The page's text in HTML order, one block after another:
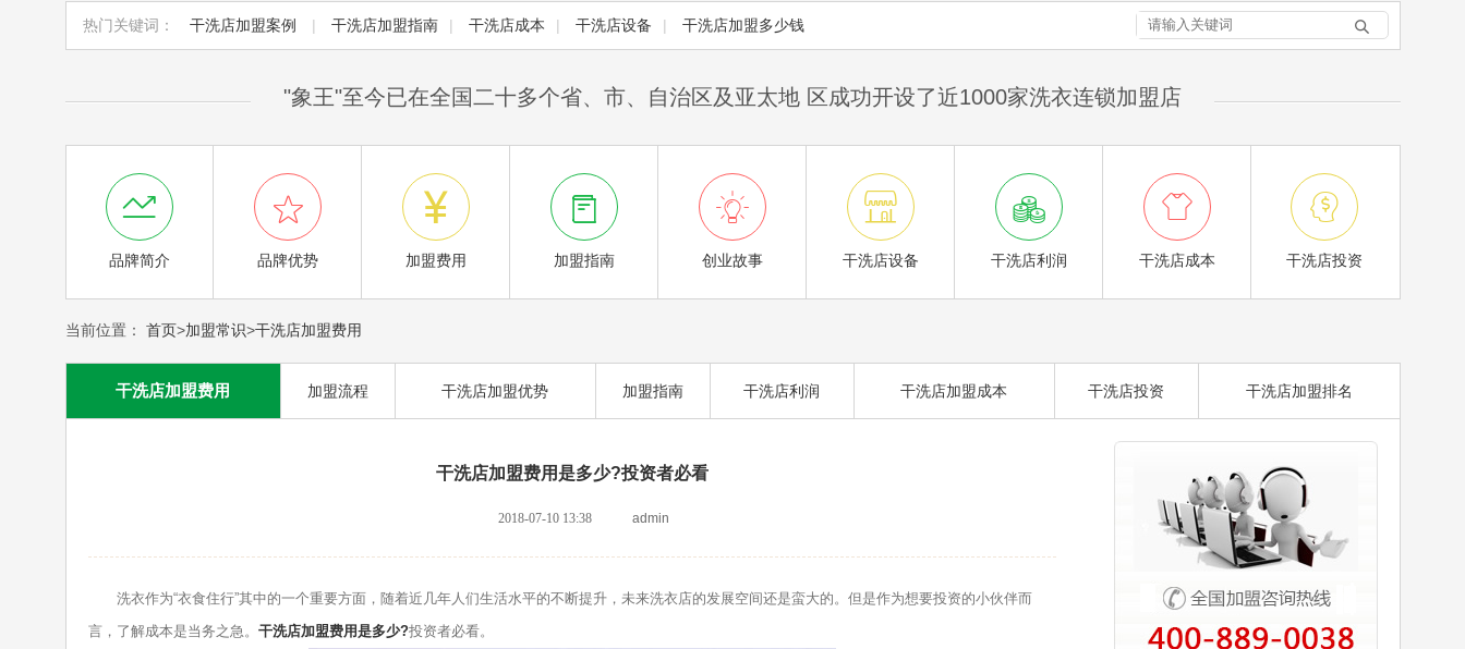
热门关键词： 干洗店加盟案例 | 干洗店加盟指南 | 干洗店成本 | 干洗店设备 | 干洗店加盟多少钱 
"象王"至今已在全国二十多个省、市、自治区及亚太地 区成功开设了近1000家洗衣连锁加盟店

品牌简介

品牌优势

加盟费用

加盟指南

创业故事

干洗店设备

干洗店利润

干洗店成本

干洗店投资
当前位置： 首页>加盟常识>干洗店加盟费用
干洗店加盟费用 加盟流程 干洗店加盟优势 加盟指南 干洗店利润 干洗店加盟成本 干洗店投资 干洗店加盟排名
干洗店加盟费用是多少?投资者必看
2018-07-10 13:38 admin
洗衣作为“衣食住行”其中的一个重要方面，随着近几年人们生活水平的不断提升，未来洗衣店的发展空间还是蛮大的。但是作为想要投资的小伙伴而
言，了解成本是当务之急。 干洗店加盟费用是多少?投资者必看。